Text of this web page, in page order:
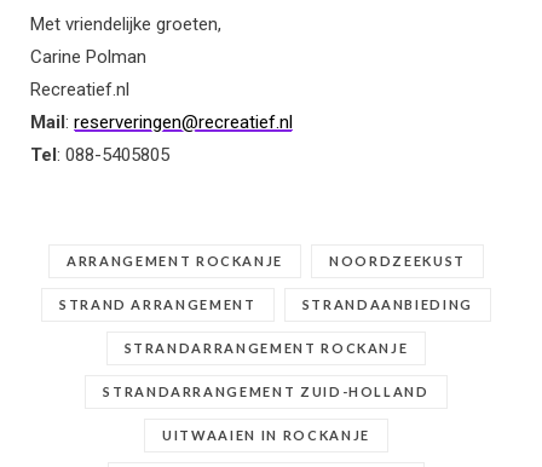
Met vriendelijke groeten,
Carine Polman
Recreatief.nl
Mail: reserveringen@recreatief.nl
Tel: 088-5405805
ARRANGEMENT ROCKANJE NOORDZEEKUST
STRAND ARRANGEMENT STRANDAANBIEDING
STRANDARRANGEMENT ROCKANJE
STRANDARRANGEMENT ZUID-HOLLAND
UITWAAIEN IN ROCKANJE